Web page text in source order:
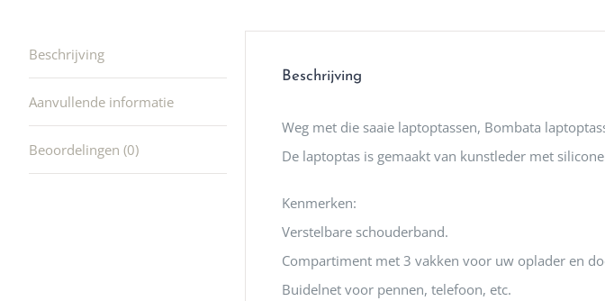
Beschrijving
Aanvullende informatie
Beoordelingen (0)
Beschrijving
Weg met die saaie laptoptassen, Bombata
De laptoptas is gemaakt van kunstleder met
Kenmerken:
Verstelbare schouderband.
Compartiment met 3 vakken voor uw oplader en
Buidelnet voor pennen, telefoon, etc.